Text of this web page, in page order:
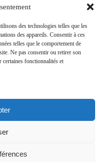
des technologies telles que les
des appareils. Consentir à ces
telles que le comportement de
Ne pas consentir ou retirer son
certaines fonctionnalités et